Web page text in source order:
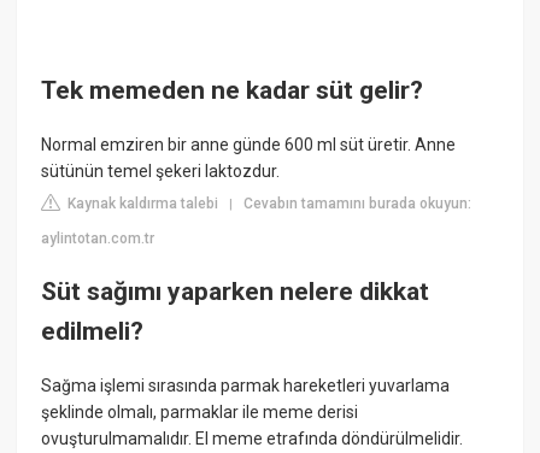
Tek memeden ne kadar süt gelir?
Normal emziren bir anne günde 600 ml süt üretir. Anne
sütünün temel şekeri laktozdur.
Kaynak kaldırma talebi |Cevabın tamamını burada okuyun:
aylintotan.com.tr
Süt sağımı yaparken nelere dikkat
edilmeli?
Sağma işlemi sırasında parmak hareketleri yuvarlama
şeklinde olmalı, parmaklar ile meme derisi
ovuşturulmamalıdır. El meme etrafında döndürülmelidir.